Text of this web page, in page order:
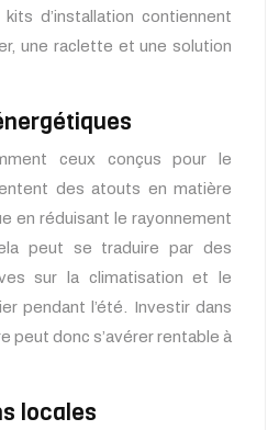
d’installation contiennent
une raclette et une solution
ceux conçus pour le
des atouts en matière
en réduisant le rayonnement
peut se traduire par des
sur la climatisation et le
pendant l’été. Investir dans
peut donc s’avérer rentable à
locales